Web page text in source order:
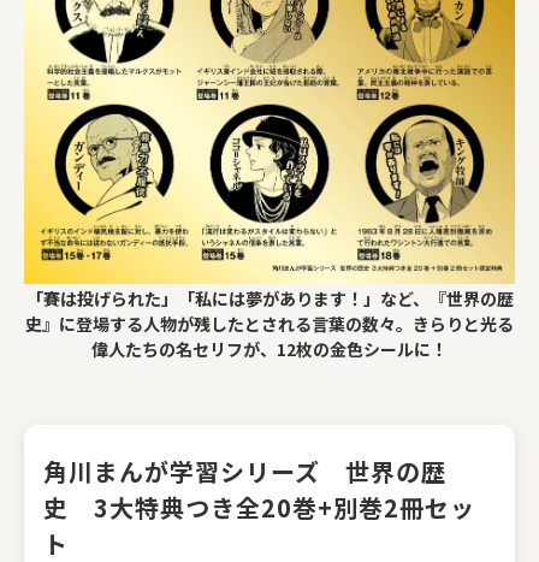
「賽は投げられた」「私には夢があります！」など、『世界の歴
史』に登場する人物が残したとされる言葉の数々。きらりと光る
偉人たちの名セリフが、12枚の金色シールに！
角川まんが学習シリーズ 世界の歴
史 3大特典つき全20巻+別巻2冊セッ
ト